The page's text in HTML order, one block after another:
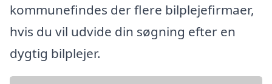
kommunefindes der flere bilplejefirmaer,
hvis du vil udvide din søgning efter en
dygtig bilplejer.